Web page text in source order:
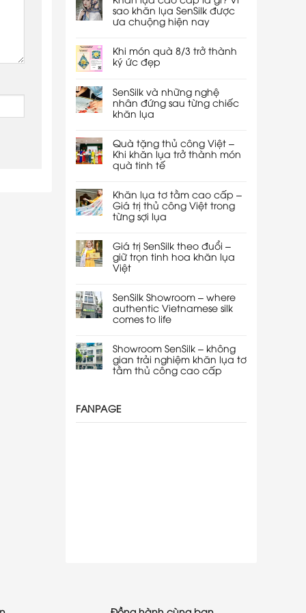
sao khăn lụa SenSilk được
ưa chuộng hiện nay
Khi món quà 8/3 trở thành
ký ức đẹp
SenSilk và những nghệ
nhân đứng sau từng chiếc
khăn lụa
Quà tặng thủ công Việt –
Khi khăn lụa trở thành món
quà tinh tế
Khăn lụa tơ tằm cao cấp –
Giá trị thủ công Việt trong
từng sợi lụa
Giá trị SenSilk theo đuổi –
giữ trọn tinh hoa khăn lụa
Việt
SenSilk Showroom – where
authentic Vietnamese silk
comes to life
Showroom SenSilk – không
gian trải nghiệm khăn lụa tơ
tằm thủ công cao cấp
FANPAGE